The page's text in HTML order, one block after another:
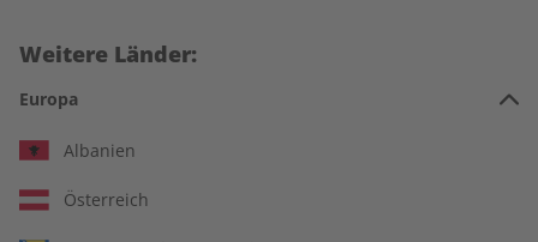
Weitere Länder:
Europa
Albanien
Österreich